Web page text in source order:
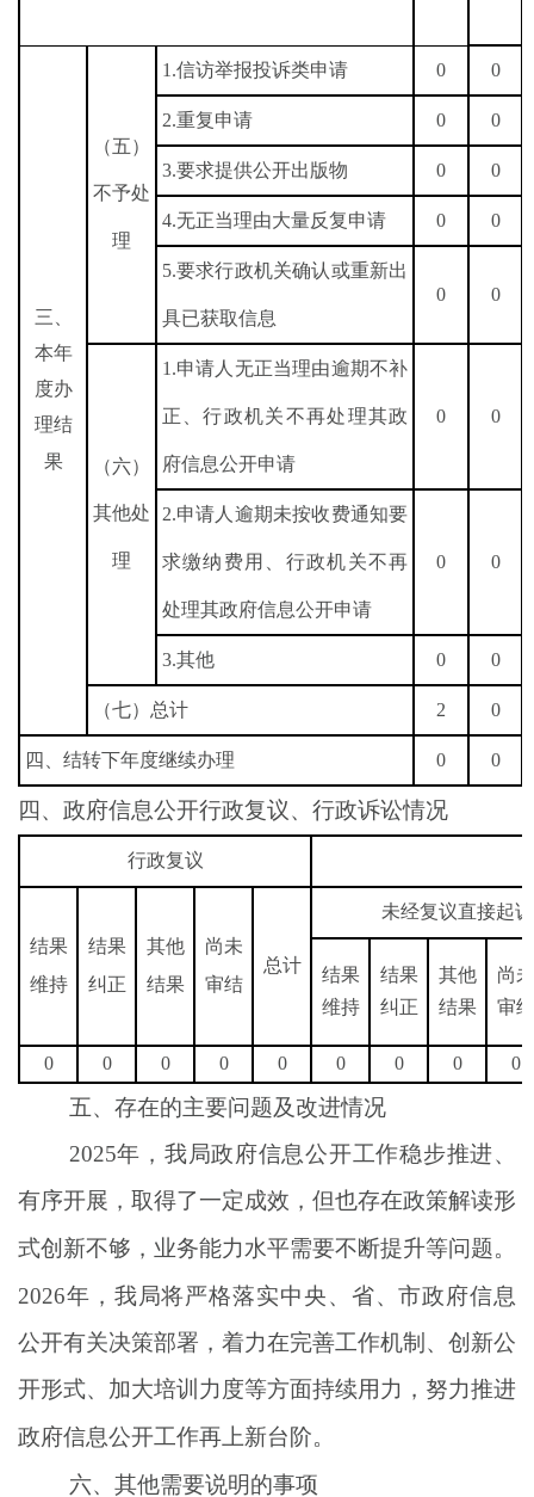
三、
本年
度办
理结
果
（五）
不予处
理
1.信访举报投诉类申请 0 0
2.重复申请 0 0
3.要求提供公开出版物 0 0
4.无正当理由大量反复申请 0 0
5.要求行政机关确认或重新出
具已获取信息
0 0
（六）
其他处
理
1.申请人无正当理由逾期不补
正、行政机关不再处理其政
府信息公开申请
0 0
2.申请人逾期未按收费通知要
求缴纳费用、行政机关不再
处理其政府信息公开申请
0 0
3.其他 0 0
（七）总计 2 0
四、结转下年度继续办理 0 0
四、政府信息公开行政复议、行政诉讼情况
行政复议
结果
维持
结果
纠正
其他
结果
尚未
审结
总计
未经复议直接起诉
结果
维持
结果
纠正
其他
结果
尚未
审结
0 0 0 0 0 0 0 0 0
五、存在的主要问题及改进情况
2025年，我局政府信息公开工作稳步推进、
有序开展，取得了一定成效，但也存在政策解读形
式创新不够 ， 业务能力水平需要不断提升等问题。
2026年，我局将严格落实中央、省、市政府信息
公开有关决策部署，着力在完善工作机制、创新公
开形式、加大培训力度等方面持续用力 ，努力推进
政府信息公开工作再上新台阶。
六、其他需要说明的事项